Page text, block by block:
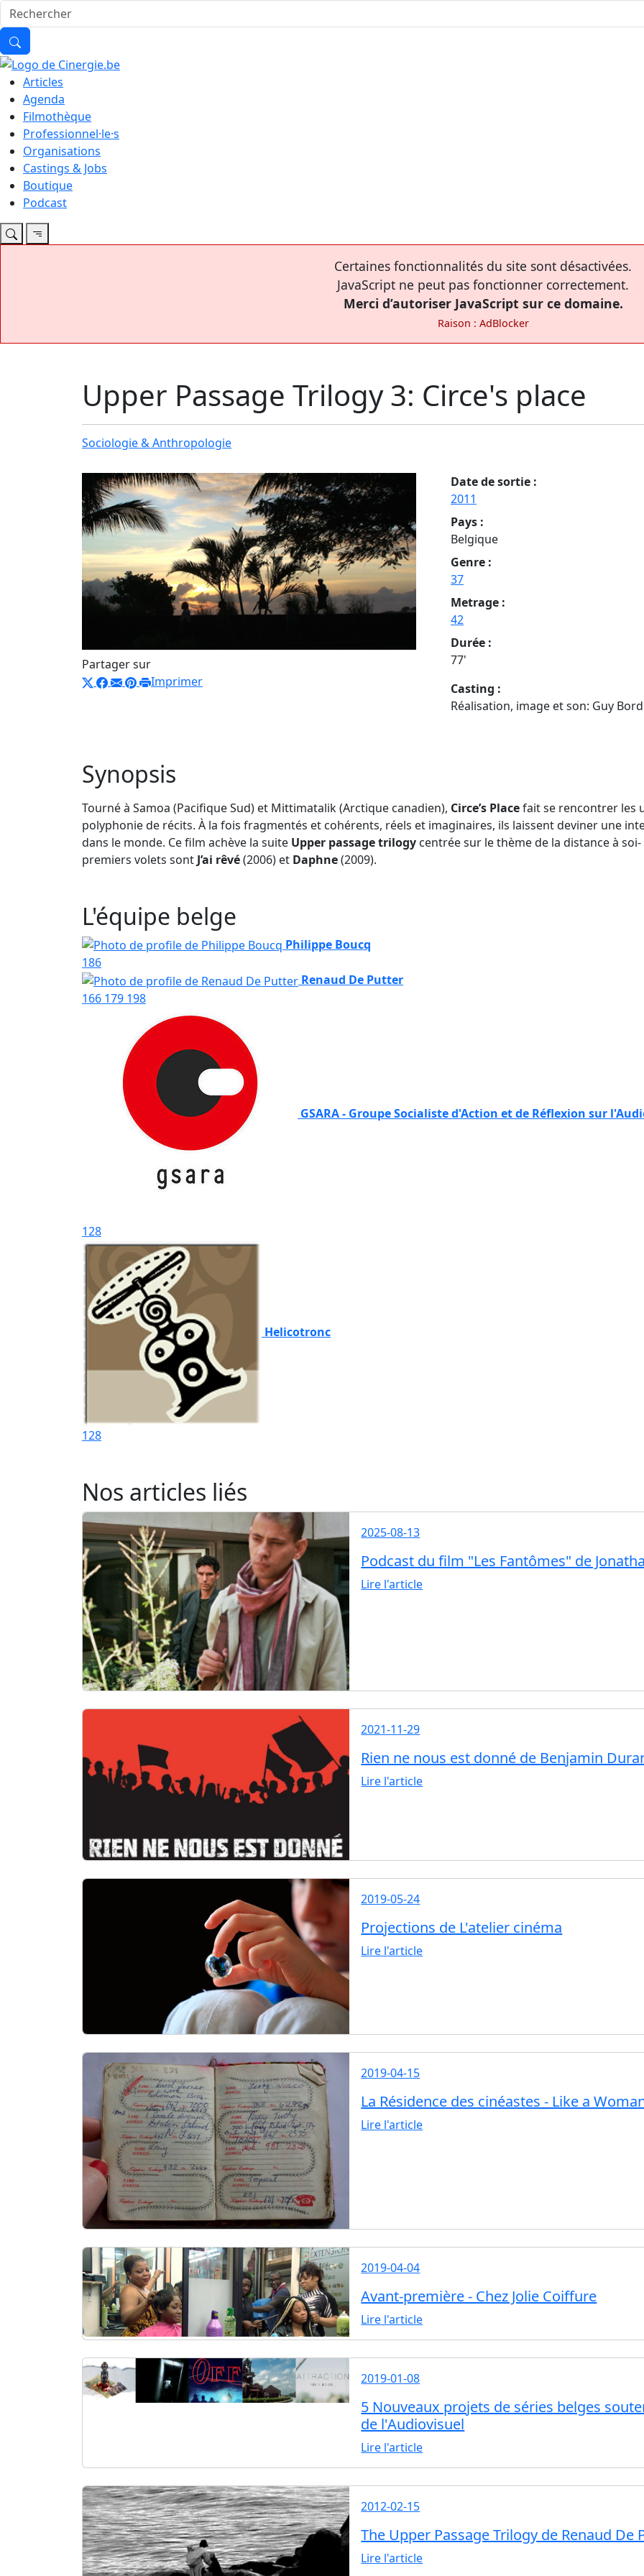
Articles
Agenda
Filmothèque
Professionnel·le·s
Organisations
Castings & Jobs
Boutique
Podcast
Certaines fonctionnalités du site sont désactivées.
JavaScript ne peut pas fonctionner correctement.
Merci d’autoriser JavaScript sur ce domaine.
Raison : AdBlocker
Upper Passage Trilogy 3: Circe's place
Sociologie & Anthropologie
Partager sur
Imprimer
Date de sortie :
2011
Pays :
Belgique
Genre :
37
Metrage :
42
Durée :
77'
Casting :
Réalisation, image et son: Guy
Synopsis
Tourné à Samoa (Pacifique Sud) et Mittimatalik (Arctique canadien), Circe’s Placefait se rencontrer les
polyphonie de récits. À la fois fragmentés et cohérents, réels et imaginaires, ils laissent deviner une
dans le monde. Ce film achève la suite Upper passage trilogy centrée sur le thème de la distance à
premiers volets sont J’ai rêvé(2006) et Daphne(2009).
L'équipe belge
Philippe Boucq
186
Renaud De Putter
166 179 198
GSARA - Groupe Socialiste d'Action et de Réflexion sur
128
Helicotronc
128
Nos articles liés
2025-08-13
Podcast du film "Les Fantômes" de
Lire l'article
2021-11-29
Rien ne nous est donné de Benjamin
Lire l'article
2019-05-24
Projections de L'atelier cinéma
Lire l'article
2019-04-15
La Résidence des cinéastes - Like a
Lire l'article
2019-04-04
Avant-première - Chez Jolie Coiffure
Lire l'article
2019-01-08
5 Nouveaux projets de séries belges
de l'Audiovisuel
Lire l'article
2012-02-15
The Upper Passage Trilogy de Renaud De
Lire l'article